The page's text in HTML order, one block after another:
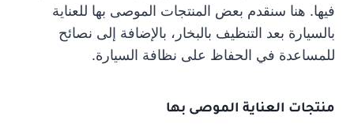
فيها. هنا سنقدم بعض المنتجات الموصى بها للعناية
بالسيارة بعد التنظيف بالبخار، بالإضافة إلى نصائح
للمساعدة في الحفاظ على نظافة السيارة.
منتجات العناية الموصى بها